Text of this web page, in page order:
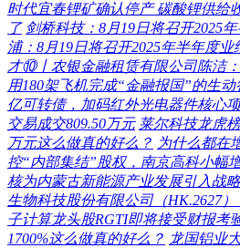
时代宜春锂矿确认停产 碳酸锂供给
了 剑桥科技：8月19日将召开2025
浦：8月19日将召开2025年半年度业
才⑩丨农银金融租赁有限公司陈洁
用180架飞机完成“金融报国”的生动
亿可转债，加码红外光电器件核心
交易成交809.50万元 莱尔科技龙虎
万元这么做真的好么？ 为什么都在
控“内部集结”股权，南京高科小幅
核为内蒙古新能源产业发展引入战
生物科技股份有限公司（HK.2627
子计算龙头股RGTI即将接受财报考
1700%这么做真的好么？ 龙国铝业